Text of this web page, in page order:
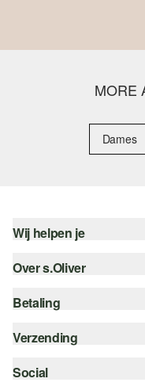
MORE
Dames
Wij helpen je
Help - FAQ
Maattabel
Top categorieën
Over s.Oliver
Nieuwsbrief
s.Oliver Card
Betaling
Koop op rekening
Creditcard
Verzending
Track & Trace
Social